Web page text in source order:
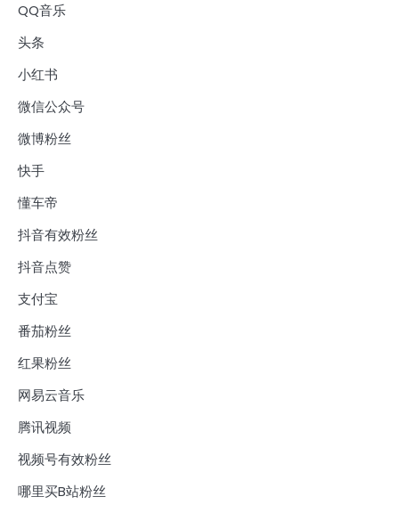
QQ音乐
头条
小红书
微信公众号
微博粉丝
快手
懂车帝
抖音有效粉丝
抖音点赞
支付宝
番茄粉丝
红果粉丝
网易云音乐
腾讯视频
视频号有效粉丝
哪里买B站粉丝